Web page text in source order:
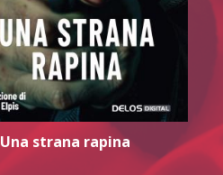
Una strana rapina